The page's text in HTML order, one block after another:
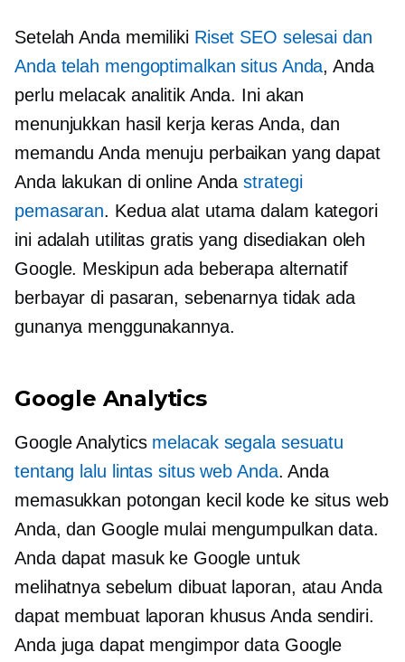
Setelah Anda memiliki Riset SEO selesai dan
Anda telah mengoptimalkan situs Anda, Anda
perlu melacak analitik Anda. Ini akan
menunjukkan hasil kerja keras Anda, dan
memandu Anda menuju perbaikan yang dapat
Anda lakukan di online Andastrategi
pemasaran. Kedua alat utama dalam kategori
ini adalah utilitas gratis yang disediakan oleh
Google. Meskipun ada beberapa alternatif
berbayar di pasaran, sebenarnya tidak ada
gunanya menggunakannya.
Google Analytics
Google Analytics melacak segala sesuatu
tentang lalu lintas situs web Anda. Anda
memasukkan potongan kecil kode ke situs web
Anda, dan Google mulai mengumpulkan data.
Anda dapat masuk ke Google untuk
melihatnya sebelum dibuatlaporan, atau Anda
dapat membuat laporan khusus Anda sendiri.
Anda juga dapat mengimpor data Google